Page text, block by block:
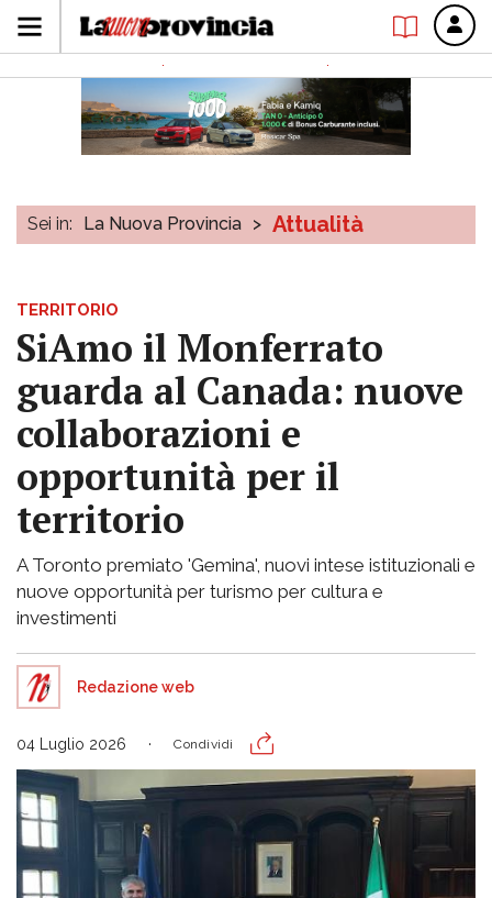
Sei in: La Nuova Provincia > Attualità
TERRITORIO
SiAmo il Monferrato
guarda al Canada: nuove
collaborazioni e
opportunità per il
territorio
A Toronto premiato 'Gemina', nuovi intese istituzionali e
nuove opportunità per turismo per cultura e
investimenti
Redazione web
04 Luglio 2026 Condividi